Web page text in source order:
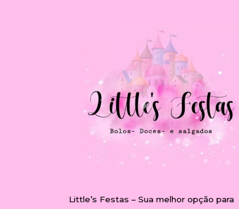
Little’s Festas – Sua melhor opção para